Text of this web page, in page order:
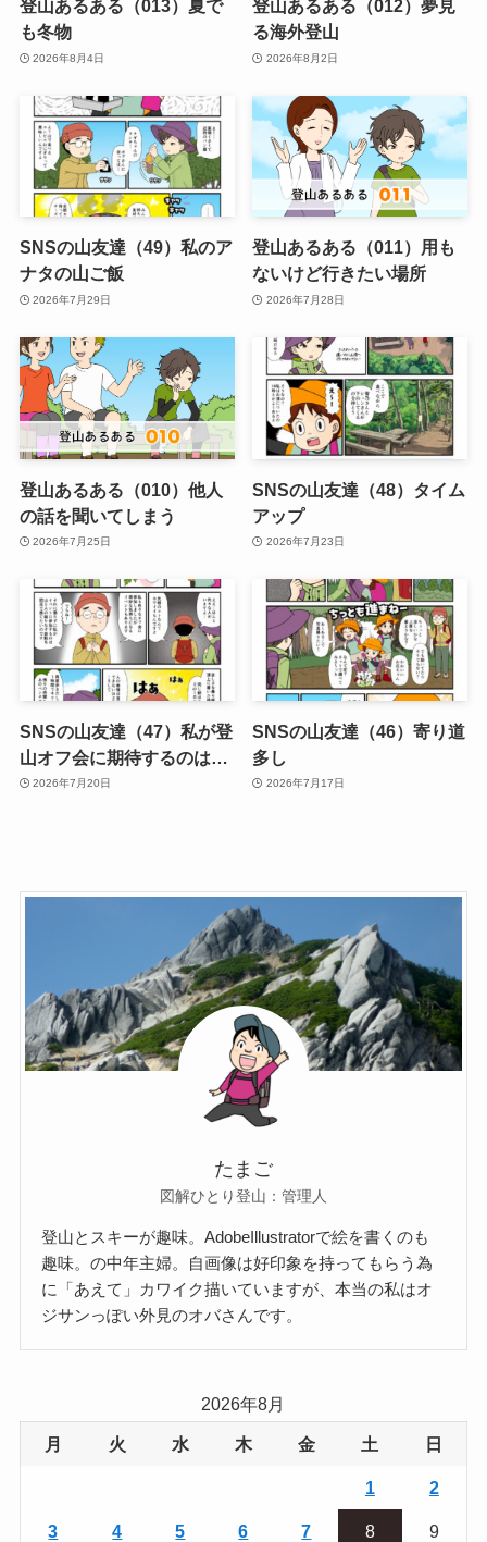
登山あるある（013）夏で
も冬物
2026年8月4日
登山あるある（012）夢見
る海外登山
2026年8月2日
SNSの山友達（49）私のア
ナタの山ご飯
2026年7月29日
登山あるある（011）用も
ないけど行きたい場所
2026年7月28日
登山あるある（010）他人
の話を聞いてしまう
2026年7月25日
SNSの山友達（48）タイム
アップ
2026年7月23日
SNSの山友達（47）私が登
山オフ会に期待するのは…
2026年7月20日
SNSの山友達（46）寄り道
多し
2026年7月17日
たまご
図解ひとり登山：管理人
登山とスキーが趣味。AdobeIllustratorで絵を書くのも
趣味。の中年主婦。自画像は好印象を持ってもらう為
に「あえて」カワイク描いていますが、本当の私はオ
ジサンっぽい外見のオバさんです。
2026年8月
月 火 水 木 金 土 日
1 2
3 4 5 6 7 8 9